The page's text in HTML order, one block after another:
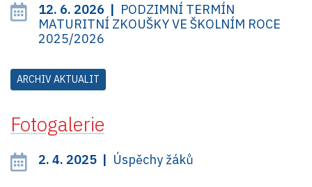
12. 6. 2026 | PODZIMNÍ TERMÍN
MATURITNÍ ZKOUŠKY VE ŠKOLNÍM ROCE
2025/2026
ARCHIV AKTUALIT
Fotogalerie
2. 4. 2025 | Úspěchy žáků